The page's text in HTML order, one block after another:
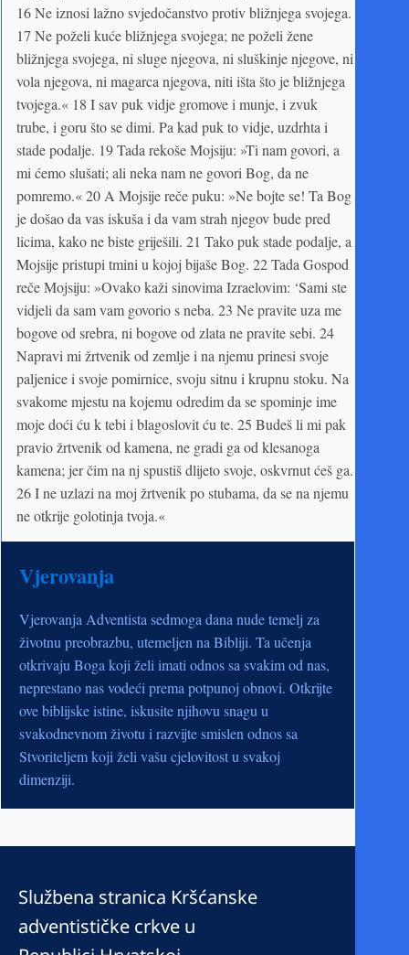
16 Ne iznosi lažno svjedočanstvo protiv bližnjega svojega.
17 Ne poželi kuće bližnjega svojega; ne poželi žene
bližnjega svojega, ni sluge njegova, ni sluškinje njegove, ni
vola njegova, ni magarca njegova, niti išta što je bližnjega
tvojega.« 18 I sav puk vidje gromove i munje, i zvuk
trube, i goru što se dimi. Pa kad puk to vidje, uzdrhta i
stade podalje. 19 Tada rekoše Mojsiju: »Ti nam govori, a
mi ćemo slušati; ali neka nam ne govori Bog, da ne
pomremo.« 20 A Mojsije reče puku: »Ne bojte se! Ta Bog
je došao da vas iskuša i da vam strah njegov bude pred
licima, kako ne biste griješili. 21 Tako puk stade podalje, a
Mojsije pristupi tmini u kojoj bijaše Bog. 22 Tada Gospod
reče Mojsiju: »Ovako kaži sinovima Izraelovim: ‘Sami ste
vidjeli da sam vam govorio s neba. 23 Ne pravite uza me
bogove od srebra, ni bogove od zlata ne pravite sebi. 24
Napravi mi žrtvenik od zemlje i na njemu prinesi svoje
paljenice i svoje pomirnice, svoju sitnu i krupnu stoku. Na
svakome mjestu na kojemu odredim da se spominje ime
moje doći ću k tebi i blagoslovit ću te. 25 Budeš li mi pak
pravio žrtvenik od kamena, ne gradi ga od klesanoga
kamena; jer čim na nj spustiš dlijeto svoje, oskvrnut ćeš ga.
26 I ne uzlazi na moj žrtvenik po stubama, da se na njemu
ne otkrije golotinja tvoja.«
Vjerovanja
Vjerovanja Adventista sedmoga dana nude temelj za
životnu preobrazbu, utemeljen na Bibliji. Ta učenja
otkrivaju Boga koji želi imati odnos sa svakim od nas,
neprestano nas vodeći prema potpunoj obnovi. Otkrijte
ove biblijske istine, iskusite njihovu snagu u
svakodnevnom životu i razvijte smislen odnos sa
Stvoriteljem koji želi vašu cjelovitost u svakoj
dimenziji.
Službena stranica Kršćanske
adventističke crkve u